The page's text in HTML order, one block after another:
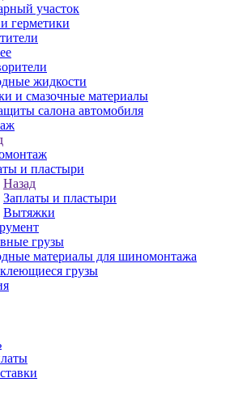
участок
герметики
жидкости
и смазочные материалы
салона автомобиля
и пластыри
Назад
Заплаты и пластыри
Вытяжки
грузы
материалы для шиномонтажа
грузы